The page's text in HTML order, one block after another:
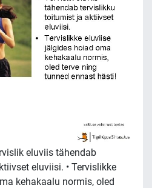
eluviis tähendab
eluviisi. • Tervislikke
kehakaalu normis, oled